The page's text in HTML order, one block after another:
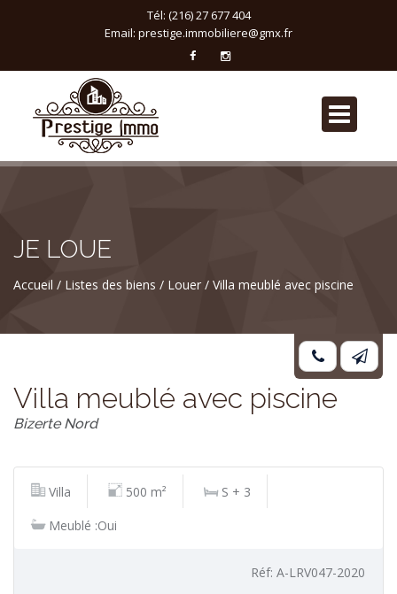
Tél: (216) 27 677 404
Email: prestige.immobiliere@gmx.fr
JE LOUE
Accueil Listes des biens Louer Villa meublé avec piscine
Villa meublé avec piscine
Bizerte Nord
Villa 500 m²
S + 3
Meublé :Oui
Réf: A-LRV047-2020